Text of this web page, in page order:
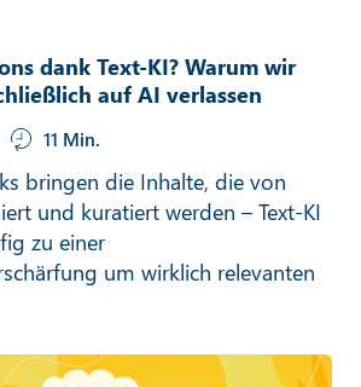
dank Text-KI? Warum wir
auf AI verlassen
11 Min.
bringen die Inhalte, die von
und kuratiert werden – Text-KI
zu einer
um wirklich relevanten